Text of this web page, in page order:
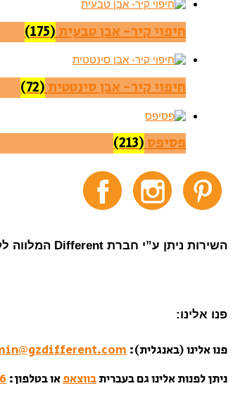
חיפוי קיר- אבן טבעית(175)
חיפוי קיר- אבן סינטטית(72)
פסיפס(213)
השירות ניתן ע”י חברת Different המלווה לקוחות ברכש בסין מאז 2007.
פנו אלינו:
פנו אלינו (באנגלית):
ניתן לפנות אלינו גם בעבריתבווצאפאו בטלפון: